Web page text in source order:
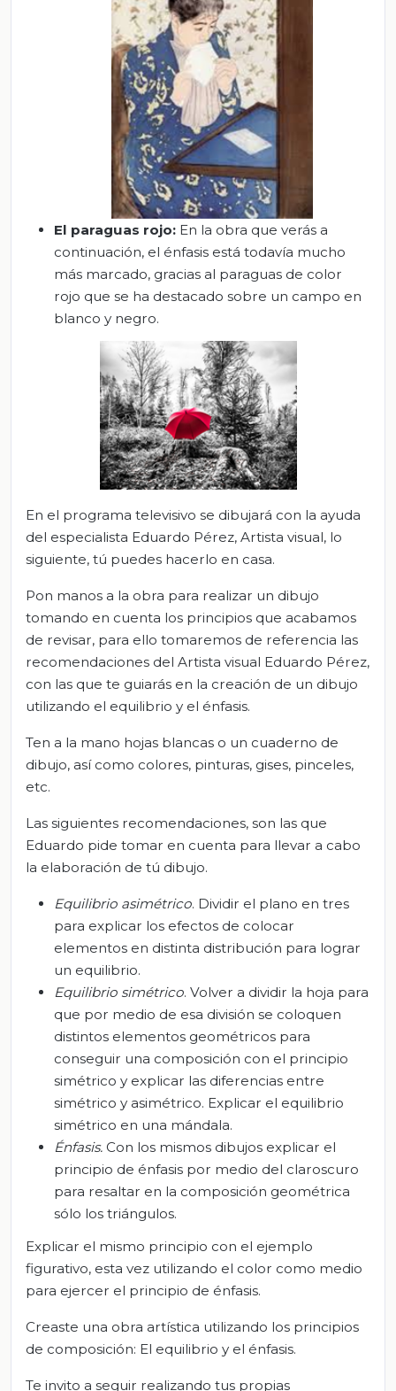
El paraguas rojo: En la obra que verás a
continuación, el énfasis está todavía mucho
más marcado, gracias al paraguas de color
rojo que se ha destacado sobre un campo en
blanco y negro.
En el programa televisivo se dibujará con la ayuda
del especialista Eduardo Pérez, Artista visual, lo
siguiente, tú puedes hacerlo en casa.
Pon manos a la obra para realizar un dibujo
tomando en cuenta los principios que acabamos
de revisar, para ello tomaremos de referencia las
recomendaciones del Artista visual Eduardo Pérez,
con las que te guiarás en la creación de un dibujo
utilizando el equilibrio y el énfasis.
Ten a la mano hojas blancas o un cuaderno de
dibujo, así como colores, pinturas, gises, pinceles,
etc.
Las siguientes recomendaciones, son las que
Eduardo pide tomar en cuenta para llevar a cabo
la elaboración de tú dibujo.
Equilibrio asimétrico. Dividir el plano en tres
para explicar los efectos de colocar
elementos en distinta distribución para lograr
un equilibrio.
Equilibrio simétrico. Volver a dividir la hoja para
que por medio de esa división se coloquen
distintos elementos geométricos para
conseguir una composición con el principio
simétrico y explicar las diferencias entre
simétrico y asimétrico. Explicar el equilibrio
simétrico en una mándala.
Énfasis. Con los mismos dibujos explicar el
principio de énfasis por medio del claroscuro
para resaltar en la composición geométrica
sólo los triángulos.
Explicar el mismo principio con el ejemplo
figurativo, esta vez utilizando el color como medio
para ejercer el principio de énfasis.
Creaste una obra artística utilizando los principios
de composición: El equilibrio y el énfasis.
Te invito a seguir realizando tus propias